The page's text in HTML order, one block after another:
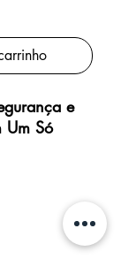
e
Um Só
— é
da